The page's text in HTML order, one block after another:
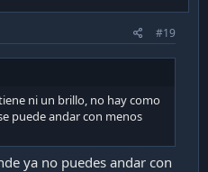
#19
ni un brillo, no hay como
puede andar con menos
ya no puedes andar con